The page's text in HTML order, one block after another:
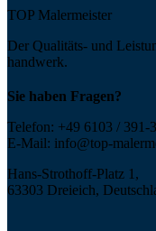
TOP Malermeister
Der Qualitäts- und
handwerk.
Sie haben Fragen?
Telefon: +49 6103 / 391-
E-Mail: info@top-
Hans-Strothoff-Platz 1,
63303 Dreieich,